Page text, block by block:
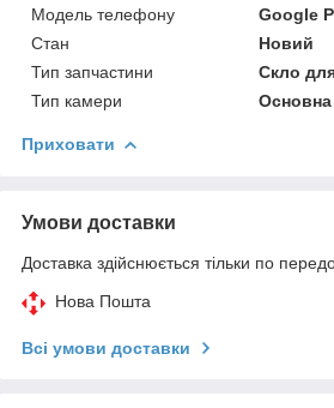
Модель телефону
Google
Стан
Новий
Тип запчастини
Скло
Тип камери
Основна
Приховати
Умови доставки
Доставка здійснюється тільки по
Нова Пошта
Всі умови доставки